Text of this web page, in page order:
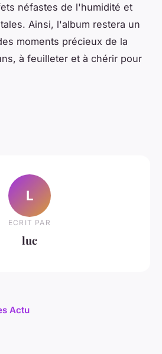
néfastes de l'humidité et
Ainsi, l'album restera un
moments précieux de la
à feuilleter et à chérir pour
L
ECRIT PAR
luc
Actu